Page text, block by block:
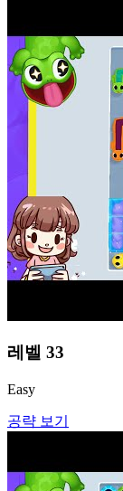
레벨 33
Easy
공략 보기